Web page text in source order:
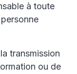
à toute
personne
transmission
ou de